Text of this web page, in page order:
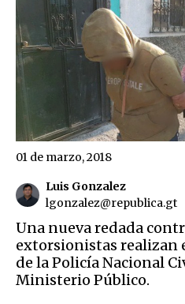
Luis Gonzalez
lgonzalez@republica.gt
01 de marzo, 2018
Una nueva redada
extorsionistas realizan
de la Policía Nacional
Ministerio Público.